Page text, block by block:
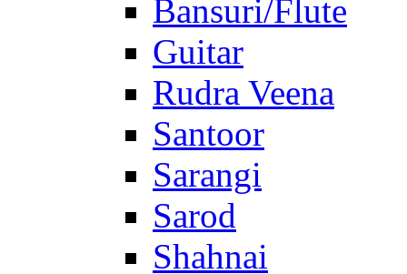
Bansuri/Flute
Guitar
Rudra Veena
Santoor
Sarangi
Sarod
Shahnai